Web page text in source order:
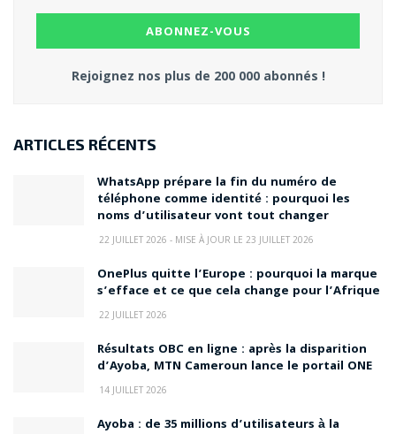
Rejoignez nos plus de 200 000 abonnés !
ARTICLES RÉCENTS
WhatsApp prépare la fin du numéro de
téléphone comme identité : pourquoi les
noms d’utilisateur vont tout changer
22 JUILLET 2026 - MISE À JOUR LE 23 JUILLET 2026
OnePlus quitte l’Europe : pourquoi la marque
s’efface et ce que cela change pour l’Afrique
22 JUILLET 2026
Résultats OBC en ligne : après la disparition
d’Ayoba, MTN Cameroun lance le portail ONE
14 JUILLET 2026
Ayoba : de 35 millions d’utilisateurs à la